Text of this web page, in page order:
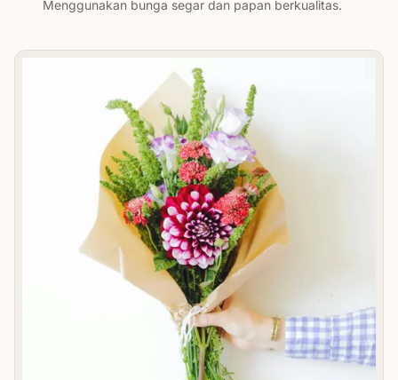
Menggunakan bunga segar dan papan berkualitas.